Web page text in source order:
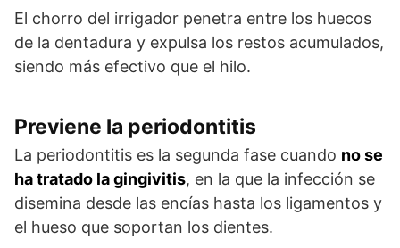
El chorro del irrigador penetra entre los huecos
de la dentadura y expulsa los restos acumulados,
siendo más efectivo que el hilo.
Previene la periodontitis
La periodontitis es la segunda fase cuando no se
ha tratado la gingivitis, en la que la infección se
disemina desde las encías hasta los ligamentos y
el hueso que soportan los dientes.